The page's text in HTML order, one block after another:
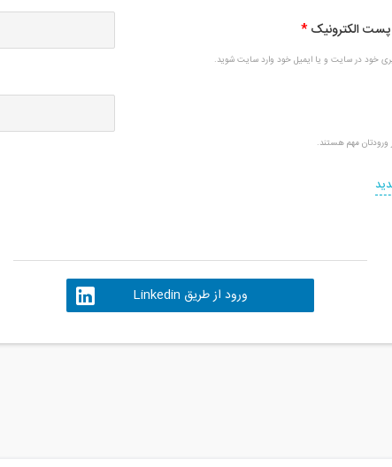
پست الکترونیک *
خود در سایت و یا ایمیل خود وارد سایت شوید.
مهم هستند.
ورود از طریق Linkedin